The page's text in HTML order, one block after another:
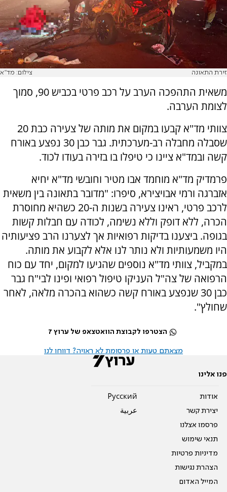
זירת התאונה צילום: מד"א
משאית התהפכה הערב על רכב פרטי בכביש 90, סמוך
לצומת הערבה.
צוותי מד"א קבעו במקום את מותה של צעירה כבת 20
שסבלה מחבלה רב-מערכתית. גבר כבן 30 נפצע באורח
קשה ובמד"א ציינו כי טיפלו בו בזירה בעודו לכוד.
פרמדיק מד"א מוחמד אבו מטיר וחובשי מד"א יחיא
אזברגה ורמי אבויצירא, סיפרו: "מדובר בתאונה בין משאית
לרכב פרטי, ראינו צעירה בשנות ה-20 כשהיא מחוסרת
הכרה, ללא דופק וללא נשימה, לכודה עם חבלות קשות
בגופה. ביצענו בדיקות רפואיות אך לצערנו הרב פציעותיה
היו משמעותיות ולא נותר לנו אלא לקבוע את מותה.
במקביל, צוותי מד"א נוספים שהגיעו למקום, יחד עם כוח
הרפואה של צה"ל העניקו טיפול רפואי ופינו לבי"ח גבר
כבן 30 שנפצע באורח קשה כשהוא בהכרה מלאה, לאחר
שחולץ".
הצטרפו לקבוצת הוואטצאפ של ערוץ 7
מצאתם טעות או פרסומת לא ראויה? דווחו לנו
פנו אלינו
אודות
יצירת קשר
פרסמו אצלנו
תנאי שימוש
מדיניות פרטיות
הצהרת נגישות
המייל האדום
Pусский
عربية